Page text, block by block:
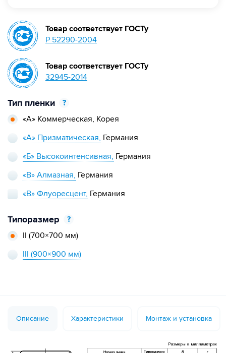
Тип пленки
?
«А» Коммерческая, Корея
«А» Призматическая, Германия
«Б» Высокоинтенсивная, Германия
«В» Алмазная, Германия
«В» Флуоресцент, Германия
Типоразмер
?
II (700×700 мм)
III (900×900 мм)
Товар соответствует ГОСТу
Р 52290-2004
Товар соответствует ГОСТу
32945-2014
Описание Характеристики Монтаж и установка